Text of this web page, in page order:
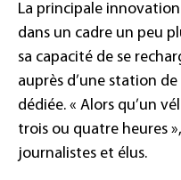
La principale innovation
dans un cadre un peu
sa capacité de se
auprès d’une station
dédiée. « Alors qu’un
trois ou quatre heures
journalistes et élus.